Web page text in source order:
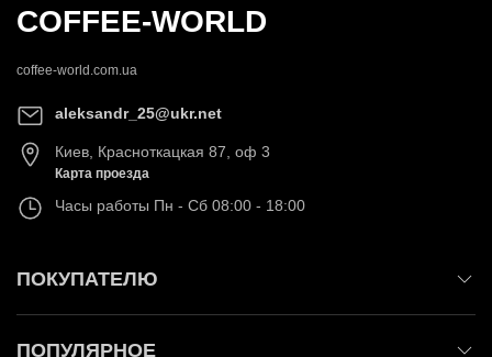
COFFEE-WORLD
coffee-world.com.ua
aleksandr_25@ukr.net
Киев Красноткацкая 87, оф 3
Карта проезда
Часы работы Пн - Сб 08:00 - 18:00
ПОКУПАТЕЛЮ
ПОПУЛЯРНОЕ